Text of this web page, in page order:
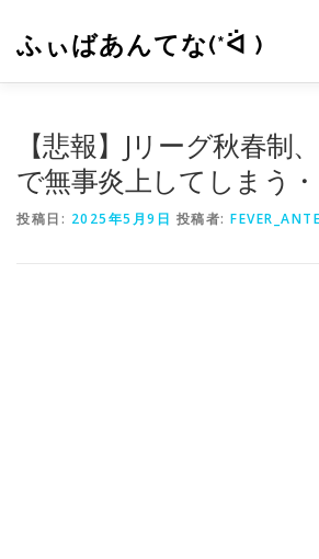
ふぃばあんてな(*ᐛ )
【悲報】Jリーグ秋春制
で無事炎上してしまう・
投稿日: 2025年5月9日 投稿者: